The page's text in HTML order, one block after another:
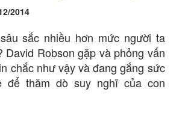
2014
sắc nhiều hơn mức người ta
David Robson gặp và phỏng vấn
chắc như vậy và đang gắng sức
để thăm dò suy nghĩ của con